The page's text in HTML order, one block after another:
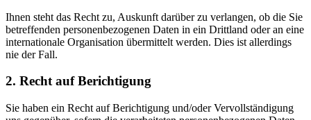
Ihnen steht das Recht zu, Auskunft darüber zu verlangen, ob die Sie
betreffenden personenbezogenen Daten in ein Drittland oder an eine
internationale Organisation übermittelt werden. Dies ist allerdings
nie der Fall.
2. Recht auf Berichtigung
Sie haben ein Recht auf Berichtigung und/oder Vervollständigung